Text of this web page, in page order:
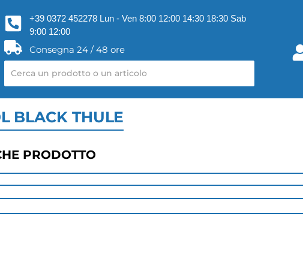
+39 0372 452278 Lun - Ven 8:00 12:00 14:30 18:30 Sab
9:00 12:00
Consegna 24 / 48 ore
BLACK THULE
PRODOTTO